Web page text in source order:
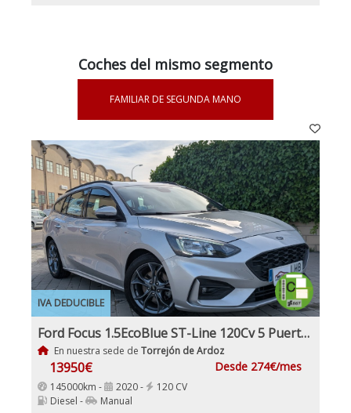
Coches del mismo segmento
FAMILIAR DE SEGUNDA MANO
IVA DEDUCIBLE
Ford Focus 1.5EcoBlue ST-Line 120Cv 5 Puertas Etiqueta Medioambiental C
En nuestra sede de Torrejón de Ardoz
13950€ Desde 274€/mes
145000km - 2020 -
120 CV
Diesel -
Manual